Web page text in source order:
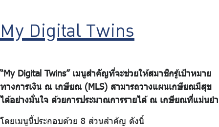
การบริหารความเสี่ยง
รายงานผลการดำเนินงาน
จัดซื้อจัดจ้าง
บริการเจ้าหน้าที่ส่วนราชการ
ร่วมงานกับเรา
My Digital Twins
“My Digital Twins” เมนูสำคัญที่จะช่วยให้สมาชิกรู้เป้าหมาย
ทางการเงิน ณ เกษียณ (MLS) สามารถวางแผนเกษียณมีสุข
ได้อย่างมั่นใจ ด้วยการประมาณการรายได้ ณ เกษียณที่แม่นยำ
โดยเมนูนี้ประกอบด้วย 8 ส่วนสำคัญ ดังนี้